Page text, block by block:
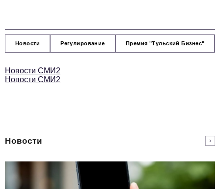
Новости Регулирование Премия "Тульский Бизнес"
Новости СМИ2
Новости СМИ2
Новости